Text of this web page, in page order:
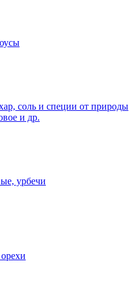
соль и специи от природы
и др.
урбечи